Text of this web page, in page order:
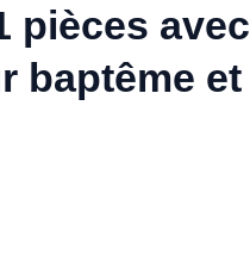
pièces avec
baptême et